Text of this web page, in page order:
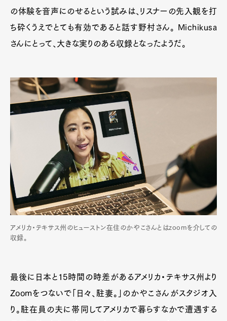
の体験を音声にのせるという試みは、リスナーの先入観を打
ち砕くうえでとても有効であると話す野村さん。 Michikusa
さんにとって、大きな実りのある収録となったようだ。
アメリカ・テキサス州のヒューストン在住のかやこさんとはzoomを介しての
収録。
最後に日本と15時間の時差があるアメリカ・テキサス州より
Zoomをつないで「日々、駐妻。」のかやこさんがスタジオ入
り。駐在員の夫に帯同してアメリカで暮らすなかで遭遇する